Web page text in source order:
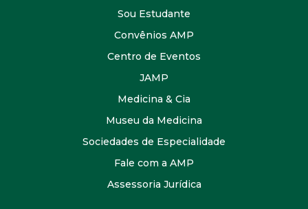
Sou Estudante
Convênios AMP
Centro de Eventos
JAMP
Medicina & Cia
Museu da Medicina
Sociedades de Especialidade
Fale com a AMP
Assessoria Jurídica